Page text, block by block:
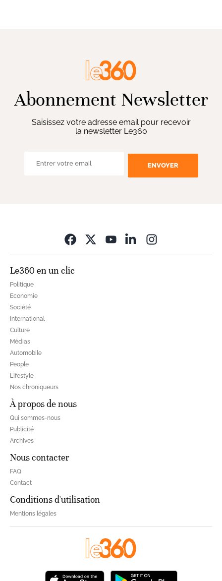
Abonnement Newsletter
Saisissez votre adresse email pour recevoir
la newsletter Le360
ENVOYER
Le360 en un clic
Politique
Economie
Société
International
Culture
Médias
Automobile
People
Lifestyle
Nos chroniqueurs
À propos de nous
Qui sommes-nous
Publicité
Archives
Nous contacter
FAQ
Contact
Conditions d'utilisation
Mentions légales